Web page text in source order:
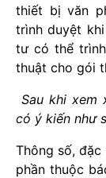
thiết bị văn
trình duyệt
tư có thể
thuật cho gói
Sau khi xem
có ý kiến như
Thông số,
phần thuộc